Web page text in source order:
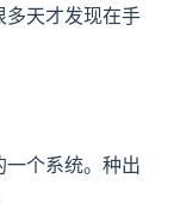
天才发现在手
个系统。种出